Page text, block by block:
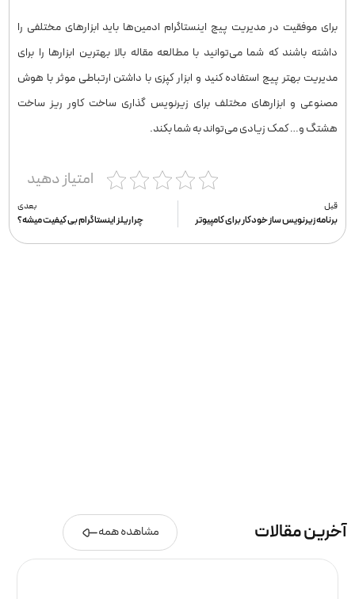
برای موفقیت در مدیریت پیج اینستاگرام ادمین‌ها باید ابزارهای مختلفی را
داشته باشند که شما می‌توانید با مطالعه مقاله بالا بهترین ابزارها را برای
مدیریت بهتر پیج استفاده کنید و ابزار کپزی با داشتن ارتباطی موثر با هوش
مصنوعی و ابزارهای مختلف برای زیرنویس گذاری ساخت کاور ریز ساخت
هشتگ و… کمک زیادی می‌تواند به شما بکند.
امتیاز دهید
قبل
برنامه زیرنویس ساز خودکار برای کامپیوتر
بعدی
چرا ریلز اینستاگرام بی کیفیت میشه‌؟
آخرین مقالات مشاهده همه